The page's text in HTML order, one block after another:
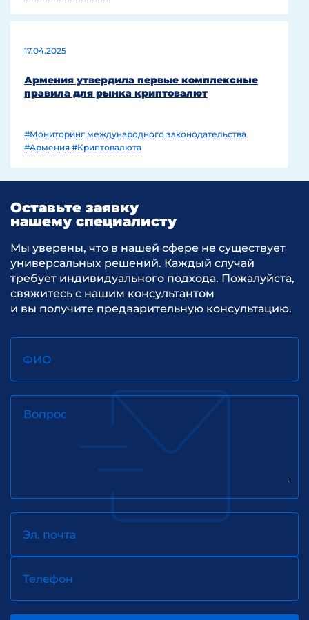
17.04.2025
Армения утвердила первые комплексные
правила для рынка криптовалют
#Мониторинг международного законодательства
#Армения #Криптовалюта
Оставьте заявку
нашему специалисту
Мы уверены, что в нашей сфере не существует
универсальных решений. Каждый случай
требует индивидуального подхода. Пожалуйста,
свяжитесь с нашим консультантом
и вы получите предварительную консультацию.
ФИО
Вопрос
Эл. почта
Телефон